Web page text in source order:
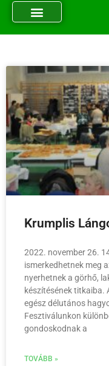
Krumplis
2022. november 26.
ismerkedhetnek meg
nyerhetnek a görhő,
készítésének titkaiba.
egész délutános
Fesztiválunkon
gondoskodnak a
TOVÁBB »